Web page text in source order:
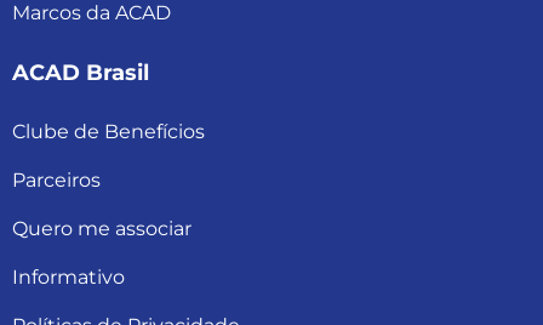
Marcos da ACAD
ACAD Brasil
Clube de Benefícios
Parceiros
Quero me associar
Informativo